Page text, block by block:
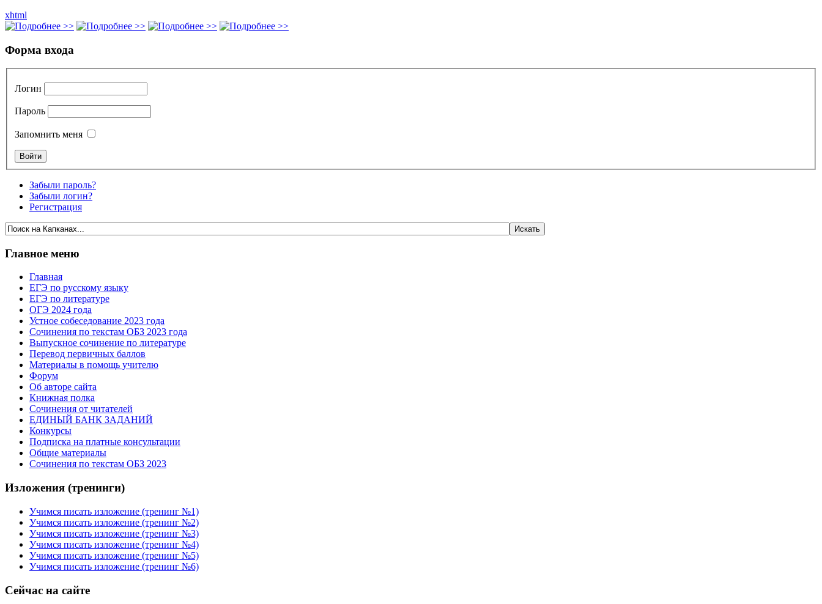
xhtml
Форма входа
Логин
Пароль
Запомнить меня
Забыли пароль?
Забыли логин?
Регистрация
Главное меню
Главная
ЕГЭ по русскому языку
ЕГЭ по литературе
ОГЭ 2024 года
Устное собеседование 2023 года
Сочинения по текстам ОБЗ 2023 года
Выпускное сочинение по литературе
Перевод первичных баллов
Материалы в помощь учителю
Форум
Об авторе сайта
Книжная полка
Cочинения от читателей
ЕДИНЫЙ БАНК ЗАДАНИЙ
Конкурсы
Подписка на платные консультации
Общие материалы
Сочинения по текстам ОБЗ 2023
Изложения (тренинги)
Учимся писать изложение (тренинг №1)
Учимся писать изложение (тренинг №2)
Учимся писать изложение (тренинг №3)
Учимся писать изложение (тренинг №4)
Учимся писать изложение (тренинг №5)
Учимся писать изложение (тренинг №6)
Сейчас на сайте